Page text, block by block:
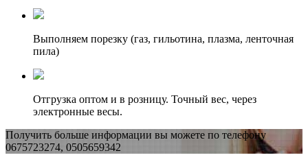
Выполняем порезку (газ, гильотина, плазма, ленточная
пила)
Отгрузка оптом и в розницу. Точный вес, через
электронные весы.
Получить больше информации вы можете по телефону
0675723274, 0505659342